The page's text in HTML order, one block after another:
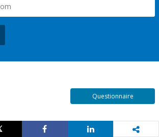
Questionnaire